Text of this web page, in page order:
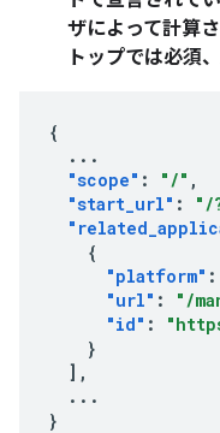
ザによって計算
トップでは必須
{
...
"scope" : "/" ,
"start_url" : "/
{
"platform" :
"url" : "/
"id" :
}
],
...
}